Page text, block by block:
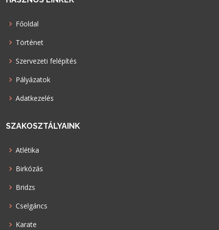
Főoldal
Történet
Szervezeti felépítés
Pályázatok
Adatkezelés
SZAKOSZTÁLYAINK
Atlétika
Birkózás
Bridzs
Cselgáncs
Karate